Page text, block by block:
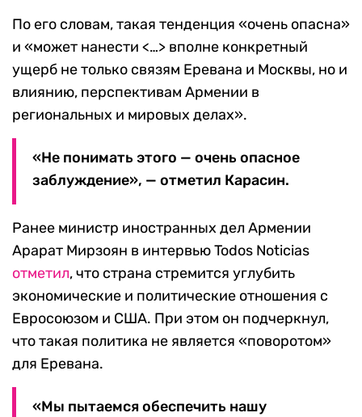
По его словам, такая тенденция «очень опасна»
и «может нанести <…> вполне конкретный
ущерб не только связям Еревана и Москвы, но и
влиянию, перспективам Армении в
региональных и мировых делах».
«Не понимать этого — очень опасное
заблуждение», — отметил Карасин.
Ранее министр иностранных дел Армении
Арарат Мирзоян в интервью Todos Noticias
отметил, что страна стремится углубить
экономические и политические отношения с
Евросоюзом и США. При этом он подчеркнул,
что такая политика не является «поворотом»
для Еревана.
«Мы пытаемся обеспечить нашу